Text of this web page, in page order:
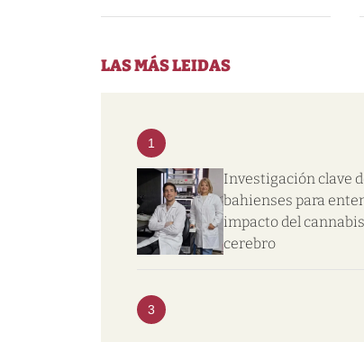
LAS MÁS LEIDAS
1
Investigación clave
bahienses para
impacto del
cerebro
3